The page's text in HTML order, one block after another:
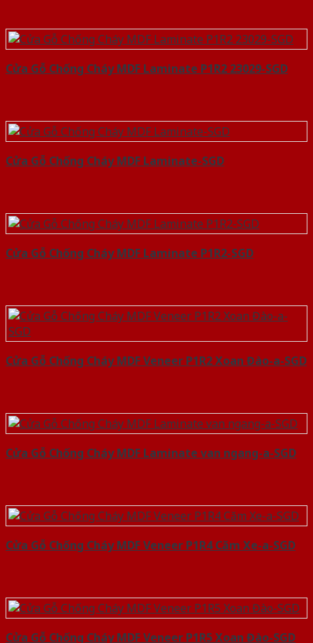
Cửa Gỗ Chống Cháy MDF Laminate P1R2 23029-SGD
Cửa Gỗ Chống Cháy MDF Laminate-SGD
Cửa Gỗ Chống Cháy MDF Laminate P1R2-SGD
Cửa Gỗ Chống Cháy MDF Veneer P1R2 Xoan Đào-a-SGD
Cửa Gỗ Chống Cháy MDF Laminate van ngang-a-SGD
Cửa Gỗ Chống Cháy MDF Veneer P1R4 Căm Xe-a-SGD
Cửa Gỗ Chống Cháy MDF Veneer P1R5 Xoan Đào-SGD